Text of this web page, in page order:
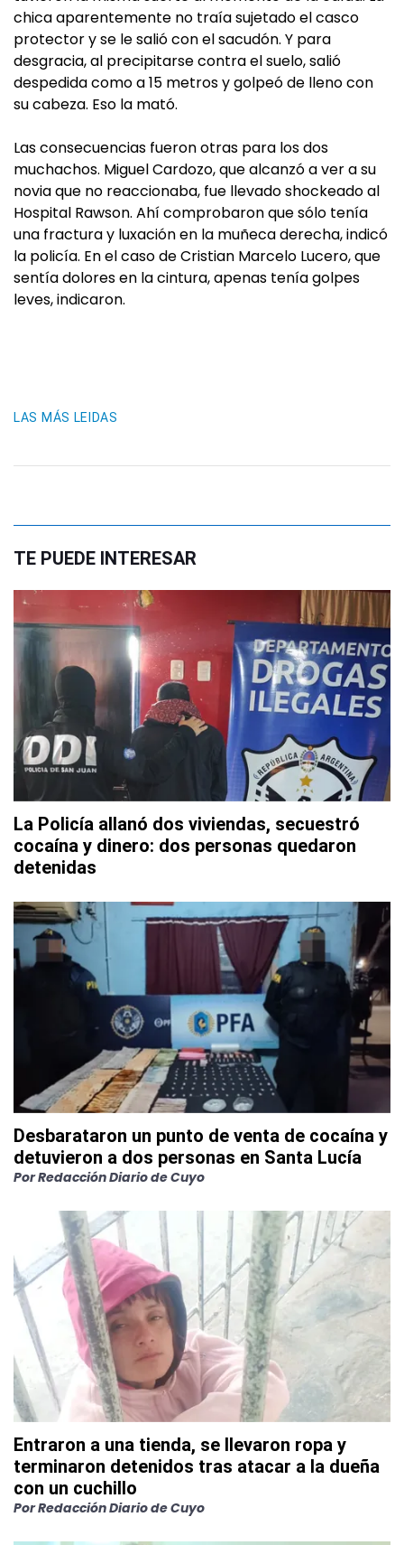
chica aparentemente no traía sujetado el casco
protector y se le salió con el sacudón. Y para
desgracia, al precipitarse contra el suelo, salió
despedida como a 15 metros y golpeó de lleno con
su cabeza. Eso la mató.
Las consecuencias fueron otras para los dos
muchachos. Miguel Cardozo, que alcanzó a ver a su
novia que no reaccionaba, fue llevado shockeado al
Hospital Rawson. Ahí comprobaron que sólo tenía
una fractura y luxación en la muñeca derecha, indicó
la policía. En el caso de Cristian Marcelo Lucero, que
sentía dolores en la cintura, apenas tenía golpes
leves, indicaron.
LAS MÁS LEIDAS
TE PUEDE INTERESAR
La Policía allanó dos viviendas, secuestró
cocaína y dinero: dos personas quedaron
detenidas
Desbarataron un punto de venta de cocaína y
detuvieron a dos personas en Santa Lucía
PorRedacción Diario de Cuyo
Entraron a una tienda, se llevaron ropa y
terminaron detenidos tras atacar a la dueña
con un cuchillo
PorRedacción Diario de Cuyo